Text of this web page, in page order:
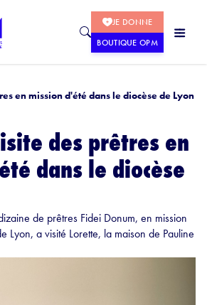
JE DONNE
BOUTIQUE OPM
en mission d'été dans le diocèse de Lyon
des prêtres en
dans le diocèse
de prêtres Fidei Donum, en mission
Lyon, a visité Lorette, la maison de Pauline